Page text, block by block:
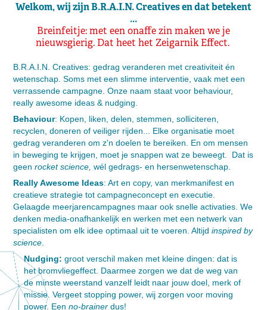
Welkom, wij zijn B.R.A.I.N. Creatives en dat betekent
...
Breinfeitje: met een onaffe zin maken we je
nieuwsgierig. Dat heet het Zeigarnik Effect.
B.R.A.I.N. Creatives: gedrag veranderen met creativiteit én
wetenschap. Soms met een slimme interventie, vaak met een
verrassende campagne. Onze naam staat voor behaviour,
really awesome ideas & nudging.
Behaviour: Kopen, liken, delen, stemmen, solliciteren,
recyclen, doneren of veiliger rijden... Elke organisatie moet
gedrag veranderen om z'n doelen te bereiken. En om mensen
in beweging te krijgen, moet je snappen wat ze beweegt. Dat is
geenrocket science, wél gedrags- en hersenwetenschap.
Really Awesome Ideas: Art en copy, van merkmanifest en
creatieve strategie tot campagneconcept en executie.
Gelaagde meerjarencampagnes maar ook snelle activaties. We
denken media-onafhankelijk en werken met een netwerk van
specialisten om elk idee optimaal uit te voeren. Altijdinspired by
science
Nudging:groot verschil maken met kleine dingen: dat is
het bromvliegeffect. Daarmee zorgen we dat de weg van
de minste weerstand vanzelf leidt naar jouw doel, merk of
missie. Vergeet stopping power, wij zorgen voor moving
power. Eenno-brainer dus!